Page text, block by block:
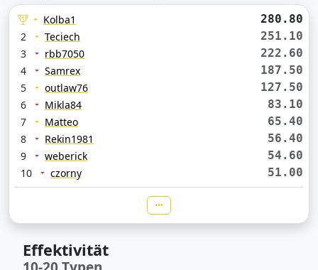
Kolba1
280.80
2
Teciech
251.10
3
rbb7050
222.60
4
Samrex
187.50
5
outlaw76
127.50
6
Mikla84
83.10
7
Matteo
65.40
8
Rekin1981
56.40
9
weberick
54.60
10
czorny 51.00
Effektivität